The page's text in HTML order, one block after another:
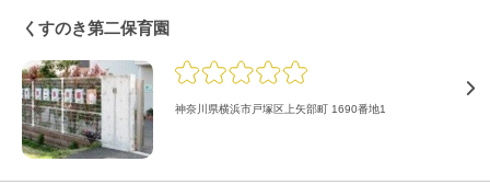
くすのき第二保育園
神奈川県横浜市戸塚区上矢部町 1690番地1